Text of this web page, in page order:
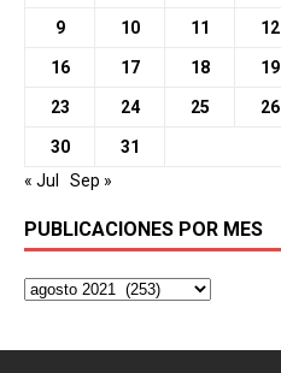
9 10 11 12
16 17 18 19
23 24 25 26
30
31
« Jul
Sep »
PUBLICACIONES POR MES